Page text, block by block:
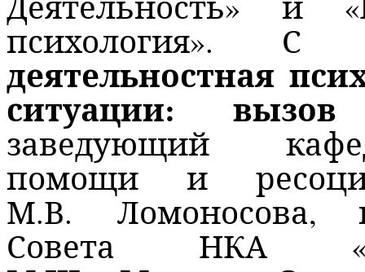
психология».
деятельностная
ситуации: вызов
заведующий
помощи и
М.В. Ломоносова,
Совета НКА